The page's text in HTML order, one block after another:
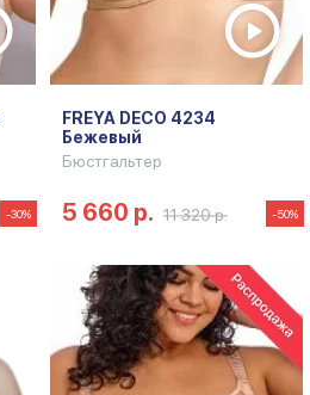
-30%
FREYA DECO 4234
Бежевый
Бюстгальтер
5 660 р. 11 320 р. -50%